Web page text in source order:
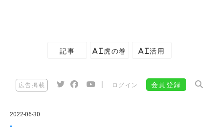
記事 AI虎の巻 AI活用
広告掲載 ログイン 会員登録
2022-06-30